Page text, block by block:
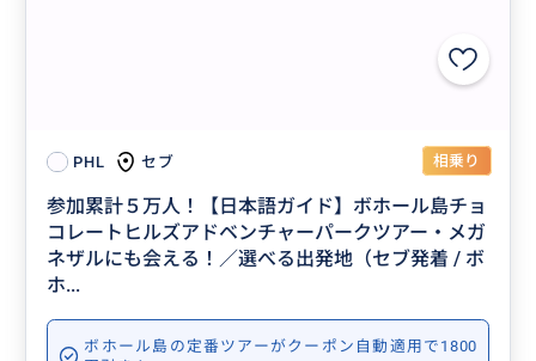
PHL セブ 相乗り
参加累計５万人！【日本語ガイド】ボホール島チョ
コレートヒルズアドベンチャーパークツアー・メガ
ネザルにも会える！／選べる出発地（セブ発着 / ボ
ホ...
ボホール島の定番ツアーがクーポン自動適用で1800